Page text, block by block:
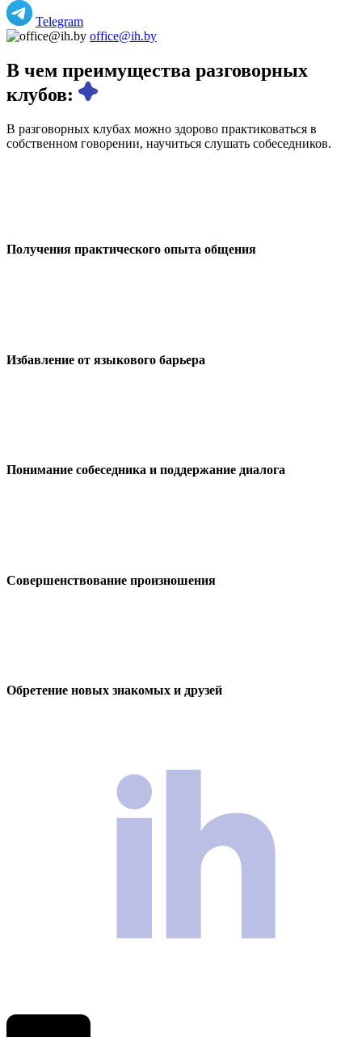
Telegram
office@ih.by
В чем преимущества разговорных
клубов:
В разговорных клубах можно здорово практиковаться в
собственном говорении, научиться слушать собеседников.
Получения практического опыта общения
Избавление от языкового барьера
Понимание собеседника и поддержание диалога
Совершенствование произношения
Обретение новых знакомых и друзей